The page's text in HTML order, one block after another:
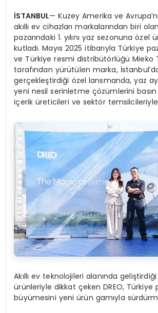
İSTANBUL— Kuzey Amerika ve
akıllı ev cihazları markalarından biri
pazarındaki 1. yılını yaz sezonuna özel
kutladı. Mayıs 2025 itibarıyla Türkiye
ve Türkiye resmi distribütörlüğü Mieko
tarafından yürütülen marka,
gerçekleştirdiği özel lansmanda, yaz
yeni nesil serinletme çözümlerini basın
içerik üreticileri ve sektör
Akıllı ev teknolojileri alanında geliştirdiği
ürünleriyle dikkat çeken DREO, Türkiye
büyümesini yeni ürün gamıyla